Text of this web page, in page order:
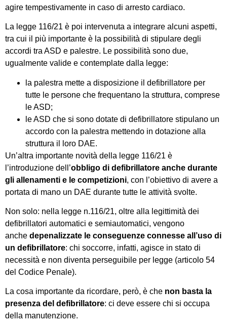
agire tempestivamente in caso di arresto cardiaco.
La legge 116/21 è poi intervenuta a integrare alcuni aspetti,
tra cui il più importante è la possibilità di stipulare degli
accordi tra ASD e palestre. Le possibilità sono due,
ugualmente valide e contemplate dalla legge:
la palestra mette a disposizione il defibrillatore per
tutte le persone che frequentano la struttura, comprese
le ASD;
le ASD che si sono dotate di defibrillatore stipulano un
accordo con la palestra mettendo in dotazione alla
struttura il loro DAE.
Un’altra importante novità della legge 116/21 è
l’introduzione dell’obbligo di defibrillatore anche durante
gli allenamenti e le competizioni, con l’obiettivo di avere a
portata di mano un DAE durante tutte le attività svolte.
Non solo: nella legge n.116/21, oltre alla legittimità dei
defibrillatori automatici e semiautomatici, vengono
anche depenalizzate le conseguenze connesse all’uso di
un defibrillatore: chi soccorre, infatti, agisce in stato di
necessità e non diventa perseguibile per legge (articolo 54
del Codice Penale).
La cosa importante da ricordare, però, è che non basta la
presenza del defibrillatore: ci deve essere chi si occupa
della manutenzione.